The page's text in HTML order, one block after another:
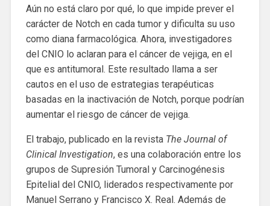
Aún no está claro por qué, lo que impide prever el
carácter de Notch en cada tumor y dificulta su uso
como diana farmacológica. Ahora, investigadores
del CNIO lo aclaran para el cáncer de vejiga, en el
que es antitumoral. Este resultado llama a ser
cautos en el uso de estrategias terapéuticas
basadas en la inactivación de Notch, porque podrían
aumentar el riesgo de cáncer de vejiga.
El trabajo, publicado en la revista The Journal of
Clinical Investigation, es una colaboración entre los
grupos de Supresión Tumoral y Carcinogénesis
Epitelial del CNIO, liderados respectivamente por
Manuel Serrano y Francisco X. Real. Además de